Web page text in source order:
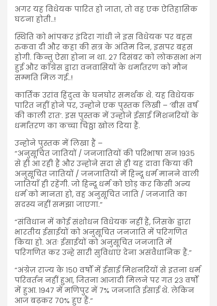
अगर यह विधेयक पारित हो जाता, तो वह एक ऐतिहासिक
घटना होती..!
स्थिति को भांपकर इंदिरा गांधी ने इस विधेयक पर बहस
रुकवा दी और कहा की सत्र के अंतिम दिन, इसपर बहस
होगी. किन्तु ऐसा होना न था. २७ दिसंबर को लोकसभा भंग
हुई और काँग्रेस द्वारा वनवासियों के धर्मांतरण को मौन
सम्मति मिल गई..!
कार्तिक उरांव हिंदुत्व के घनघोर समर्थक थे. यह विधेयक
पारित नहीं होने पर, उन्होने एक पुस्तक लिखी – ‘बीस वर्ष
की काली रात’. इस पुस्तक में उन्होने ईसाई मिशनरियों के
धर्मांतरण का कच्चा चिठ्ठा खोल दिया हैं.
उन्होने पुस्तक में लिखा हैं –
“अनुसूचित जातियों / जनजातियों की परिभाषा सन १९३५
से ही आ रही हैं और उन्होने सदा से ही यह दावा किया की
अनुसूचित जातियों / जनजातियों में हिन्दू धर्म मानने वाली
जातियाँ ही रहेंगी. जो हिन्दू धर्म को छोड़ कर किसी अन्य
धर्म को मानता हो, वह अनुसूचित जाति / जनजाति का
सदस्य नहीं समझा जाएगा.“
“संविधान में कोई संशोधन विधेयक नहीं हैं, जिसके द्वारा
भारतीय ईसाईयों को अनुसूचित जनजाति में परिगणित
किया हो. अतः ईसाईयों को अनुसूचित जनजाति में
परिगणित कर उन्हे सारी सुविधाएं देना असंवैधानिक हैं.“
“अंग्रेज़ राज्य के १५० वर्षों में ईसाई मिशनरियों से इतना धर्म
परिवर्तन नहीं हुआ, जितना आजादी मिलने पर गत २३ वर्षों
में हुआ. १९४७ में मणिपुर में ७% जनजाति ईसाई थे. लेकिन
आज बढ़कर ७०% हुए हैं.“